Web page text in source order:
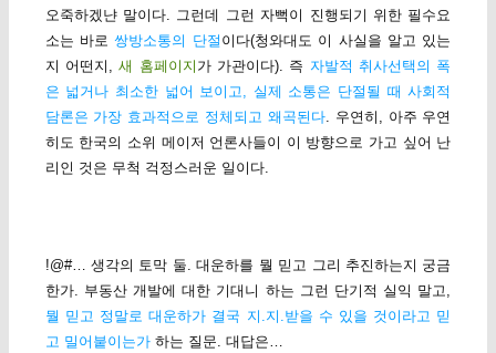
오죽하겠냔 말이다. 그런데 그런 자뻑이 진행되기 위한 필수요
소는 바로쌍방소통의 단절 이다(청와대도 이 사실을 알고 있는
지 어떤지,새 홈페이지 가 가관이다). 즉 자발적 취사선택의 폭
은 넓거나 최소한 넓어 보이고, 실제 소통은 단절될 때 사회적
담론은 가장 효과적으로 정체되고 왜곡된다. 우연히, 아주 우연
히도 한국의 소위 메이저 언론사들이 이 방향으로 가고 싶어 난
리인 것은 무척 걱정스러운 일이다.
!@#… 생각의 토막 둘. 대운하를 뭘 믿고 그리 추진하는지 궁금
한가. 부동산 개발에 대한 기대니 하는 그런 단기적 실익 말고,
뭘 믿고 정말로 대운하가 결국 지.지.받을 수 있을 것이라고 믿
고 밀어붙이는가하는 질문. 대답은…